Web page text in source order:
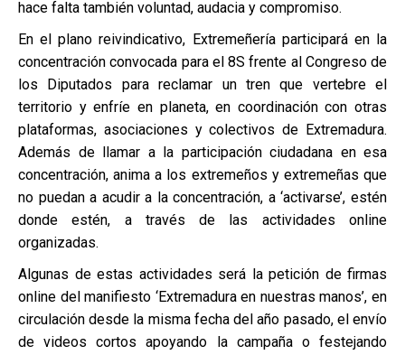
hace falta también voluntad, audacia y compromiso.
En el plano reivindicativo, Extremeñería participará en la
concentración convocada para el 8S frente al Congreso de
los Diputados para reclamar un tren que vertebre el
territorio y enfríe en planeta, en coordinación con otras
plataformas, asociaciones y colectivos de Extremadura.
Además de llamar a la participación ciudadana en esa
concentración, anima a los extremeños y extremeñas que
no puedan a acudir a la concentración, a ‘activarse’, estén
donde estén, a través de las actividades online
organizadas.
Algunas de estas actividades será la petición de firmas
online del manifiesto ‘Extremadura en nuestras manos’, en
circulación desde la misma fecha del año pasado, el envío
de videos cortos apoyando la campaña o festejando